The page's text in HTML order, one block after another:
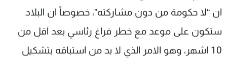
ان “لا حكومة من دون مشاركته”، خصوصاً ان البلاد
ستكون على موعد مع خطر فراغ رئاسي بعد اقل من
10 اشهر، وهو الامر الذي لا بد من استباقه بتشكيل